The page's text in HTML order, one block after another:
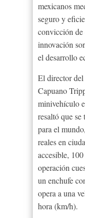
mexicanos
seguro y
convicción de
innovación
el desarrollo
El director
Capuano
minivehículo
resaltó que
para el
reales en
accesible,
operación
un enchufe
opera a una
hora (km/h).